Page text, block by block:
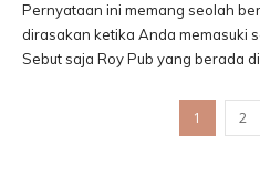
Pernyataan ini memang seolah
dirasakan ketika Anda memasuki
Sebut saja Roy Pub yang berada
1 2